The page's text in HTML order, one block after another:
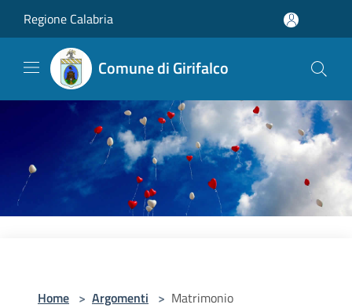
Regione Calabria
Comune di Girifalco
Home > Argomenti > Matrimonio